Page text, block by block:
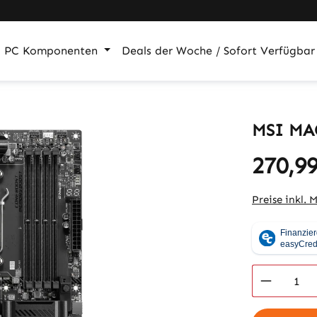
PC Komponenten Deals der Woche / Sofort Verfügbar
MSI
Regulärer
Preise inkl.